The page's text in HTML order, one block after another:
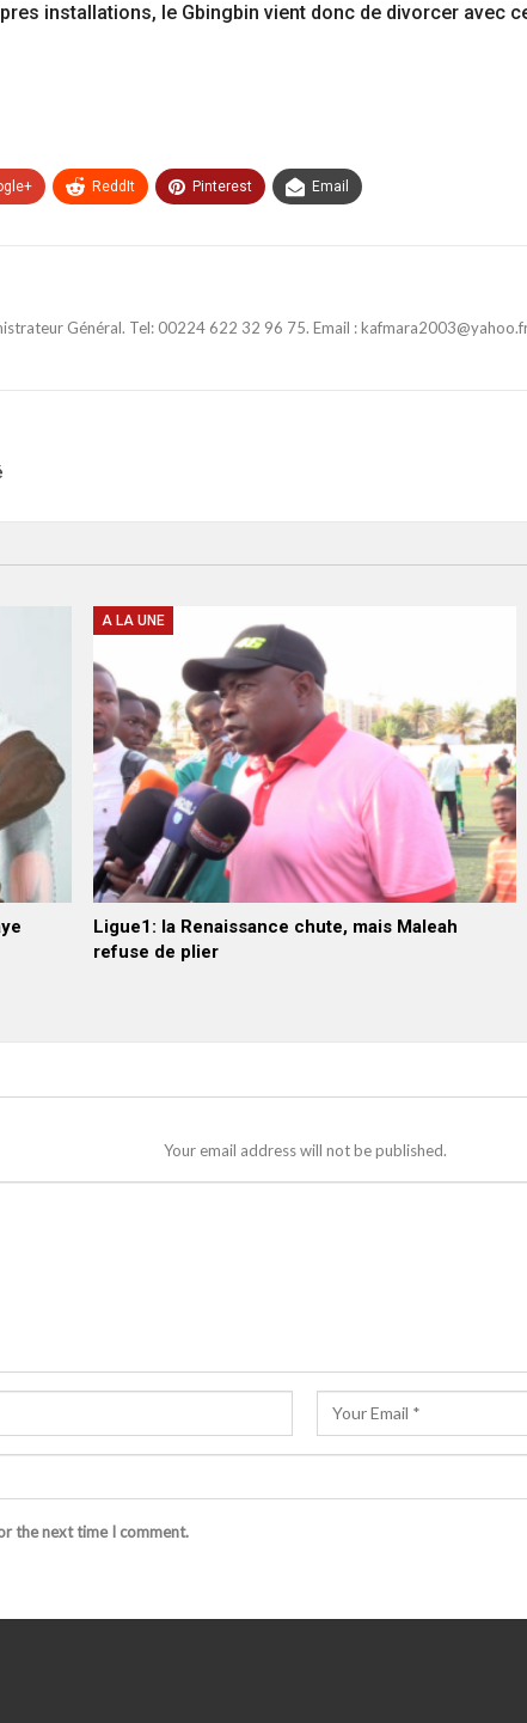
installations, le Gbingbin vient donc de divorcer avec
ReddIt Pinterest Email
Général. Tel: 00224 622 32 96 75. Email :
A LA UNE
Ligue1: la Renaissance chute, mais Maleah
refuse de plier
Your email address will not be published.
the next time I comment.